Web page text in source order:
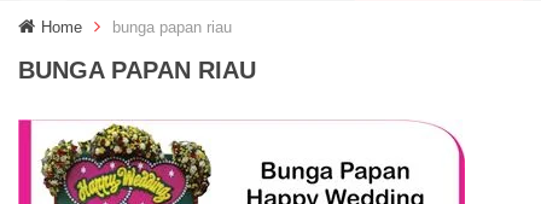
g
v
i
g
Home bunga papan riau
BUNGA PAPAN RIAU